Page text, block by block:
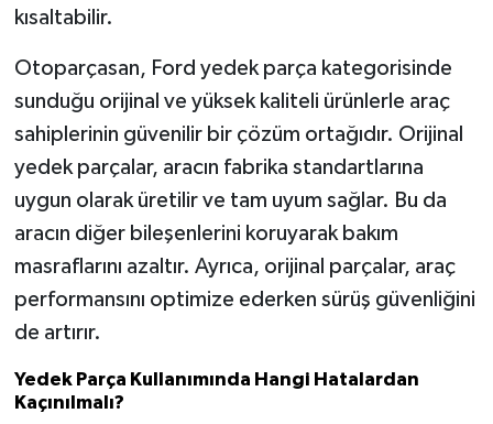
kısaltabilir.
Otoparçasan, Ford yedek parça kategorisinde
sunduğu orijinal ve yüksek kaliteli ürünlerle araç
sahiplerinin güvenilir bir çözüm ortağıdır. Orijinal
yedek parçalar, aracın fabrika standartlarına
uygun olarak üretilir ve tam uyum sağlar. Bu da
aracın diğer bileşenlerini koruyarak bakım
masraflarını azaltır. Ayrıca, orijinal parçalar, araç
performansını optimize ederken sürüş güvenliğini
de artırır.
Yedek Parça Kullanımında Hangi Hatalardan
Kaçınılmalı?